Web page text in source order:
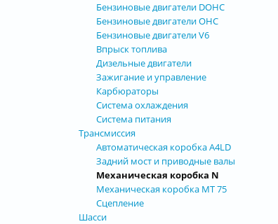
Бензиновые двигатели DOHC
Бензиновые двигатели OHC
Бензиновые двигатели V6
Впрыск топлива
Дизельные двигатели
Зажигание и управление
Карбюраторы
Система охлаждения
Система питания
Трансмиссия
Автоматическая коробка А4LD
Задний мост и приводные валы
Механическая коробка N
Механическая коробка МТ 75
Сцепление
Шасси